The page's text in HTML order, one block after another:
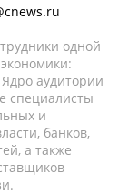
одной
аудитории
специалисты
и
банков,
а также